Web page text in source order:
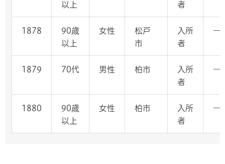
以上
者
1878
90歳
以上
女性
松戸
市
入所
者
―
1879 70代 男性 柏市
入所
者
―
1880
90歳
以上
女性 柏市
入所
者
―